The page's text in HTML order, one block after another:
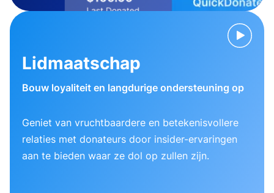
Lidmaatschap
Bouw loyaliteit en langdurige ondersteuning op
Geniet van vruchtbaardere en betekenisvollere
relaties met donateurs door insider-ervaringen
aan te bieden waar ze dol op zullen zijn.